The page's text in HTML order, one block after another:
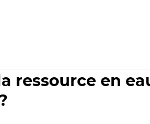
ressource en